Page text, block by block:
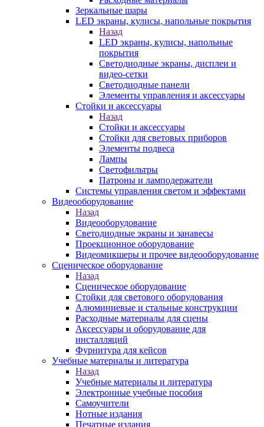
Зеркальные шары
LED экраны, кулисы, напольные покрытия
Назад
LED экраны, кулисы, напольные
покрытия
Светодиодные экраны, дисплеи и
видео-сетки
Светодиодные панели
Элементы управления и аксессуары
Стойки и аксессуары
Назад
Стойки и аксессуары
Стойки для световых приборов
Элементы подвеса
Лампы
Светофильтры
Патроны и ламподержатели
Системы управления светом и эффектами
Видеооборудование
Назад
Видеооборудование
Светодиодные экраны и занавесы
Проекционное оборудование
Видеомикшеры и прочее видеооборудование
Сценическое оборудование
Назад
Сценическое оборудование
Стойки для светового оборудования
Алюминиевые и стальные конструкции
Расходные материалы для сцены
Аксессуары и оборудование для
инсталляций
Фурнитура для кейсов
Учебные материалы и литература
Назад
Учебные материалы и литература
Электронные учебные пособия
Самоучители
Нотные издания
Печатные издания